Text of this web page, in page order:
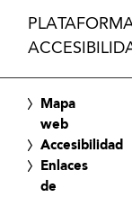
Mapa
web
Accesibilidad
Enlaces
de